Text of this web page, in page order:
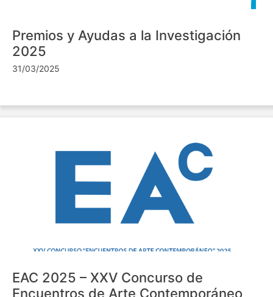
Premios y Ayudas a la Investigación
2025
31/03/2025
EAC 2025 – XXV Concurso de
Encuentros de Arte Contemporáneo